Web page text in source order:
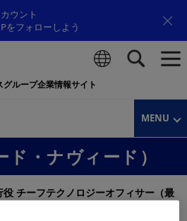
ウント
をフォローしよう
グループ企業情報サイト
MENU
・ナヴィード）
役 チーフテクノロジーオフィサー（最